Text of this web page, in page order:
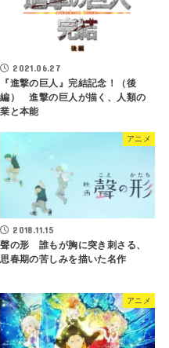
2021.06.27
『進撃の巨人』完結記念！（後
編） 進撃の巨人が描く、人類の
業と本能
アニメ
2018.11.15
聲の形 誰もが胸に突き刺さる、
思春期の苦しみを描いた名作
アニメ